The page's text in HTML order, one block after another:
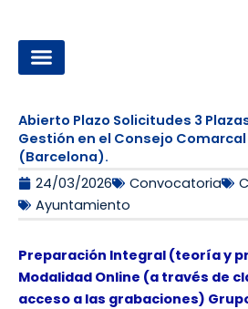
contenido
Abierto Plazo Solicitudes 3
Gestión en el Consejo
(Barcelona).
24/03/2026
Convocatoria
Ayuntamiento
Preparación Integral (teoría y
Modalidad Online (a través de
acceso a las grabaciones)